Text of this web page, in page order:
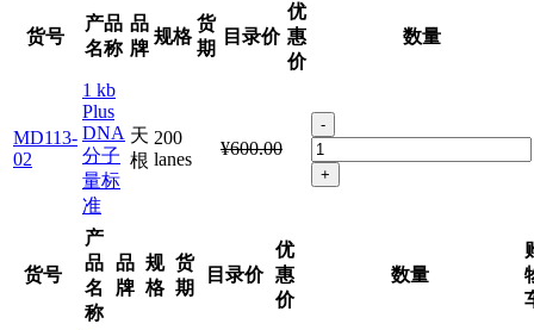
货号
产品
名称
品
牌
规格
货
期
目录价
优
惠
价
数量
MD113-
02
1 kb
Plus
DNA
分子
量标
准
天
根
200
lanes
¥600.00
-
+
货号
产
品
名
称
品
牌
规
格
货
期
目录价
优
惠
价
数量